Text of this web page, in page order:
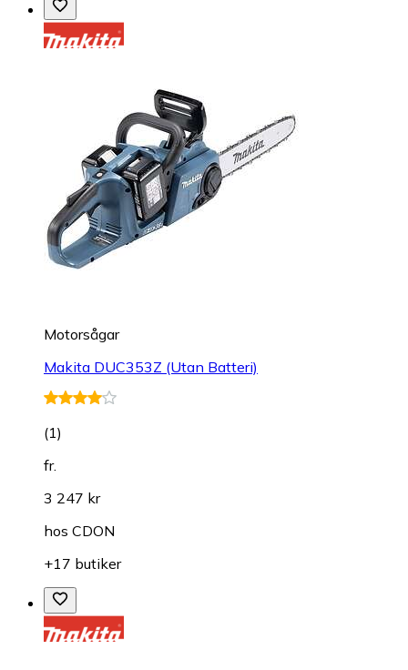
Motorsågar
Makita DUC353Z (Utan Batteri)
(1)
fr.
3 247 kr
hos CDON
+17 butiker